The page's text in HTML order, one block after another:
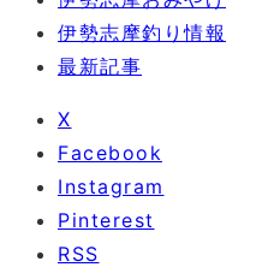
伊勢志摩釣り情報
最新記事
X
Facebook
Instagram
Pinterest
RSS